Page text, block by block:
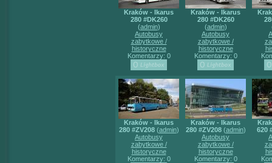
Kraków - Ikarus
280 #DK260
(admin)
Autobusy
zabytkowe /
historyczne
Komentarzy: 0
Kraków - Ikarus
280 #DK260
(admin)
Autobusy
zabytkowe /
historyczne
Komentarzy: 0
Kraków - Ikarus
280 #ZV208(admin)
Autobusy
zabytkowe /
historyczne
Komentarzy: 0
Kraków - Ikarus
280 #ZV208(admin)
Autobusy
zabytkowe /
historyczne
Komentarzy: 0
620